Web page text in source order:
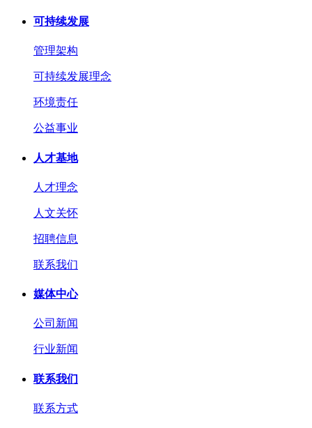
可持续发展
管理架构
可持续发展理念
环境责任
公益事业
人才基地
人才理念
人文关怀
招聘信息
联系我们
媒体中心
公司新闻
行业新闻
联系我们
联系方式